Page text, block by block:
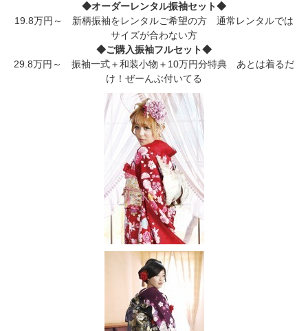
◆オーダーレンタル振袖セット◆
19.8万円～ 新柄振袖をレンタルご希望の方 通常レンタルでは
サイズが合わない方
◆ご購入振袖フルセット◆
29.8万円～ 振袖一式＋和装小物＋10万円分特典 あとは着るだ
け！ぜーんぶ付いてる